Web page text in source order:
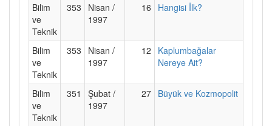
Bilim
ve
Teknik
353
Nisan /
1997
16 Hangisi İlk?
Bilim
ve
Teknik
353
Nisan /
1997
12
Kaplumbağalar
Nereye Ait?
Bilim
ve
Teknik
351
Şubat /
1997
27 Büyük ve Kozmopolit